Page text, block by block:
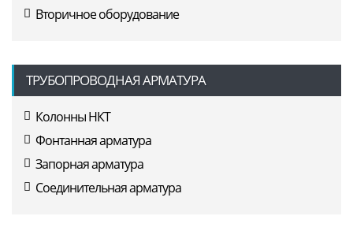
Вторичное оборудование
ТРУБОПРОВОДНАЯ АРМАТУРА
Колонны НКТ
Фонтанная арматура
Запорная арматура
Соединительная арматура